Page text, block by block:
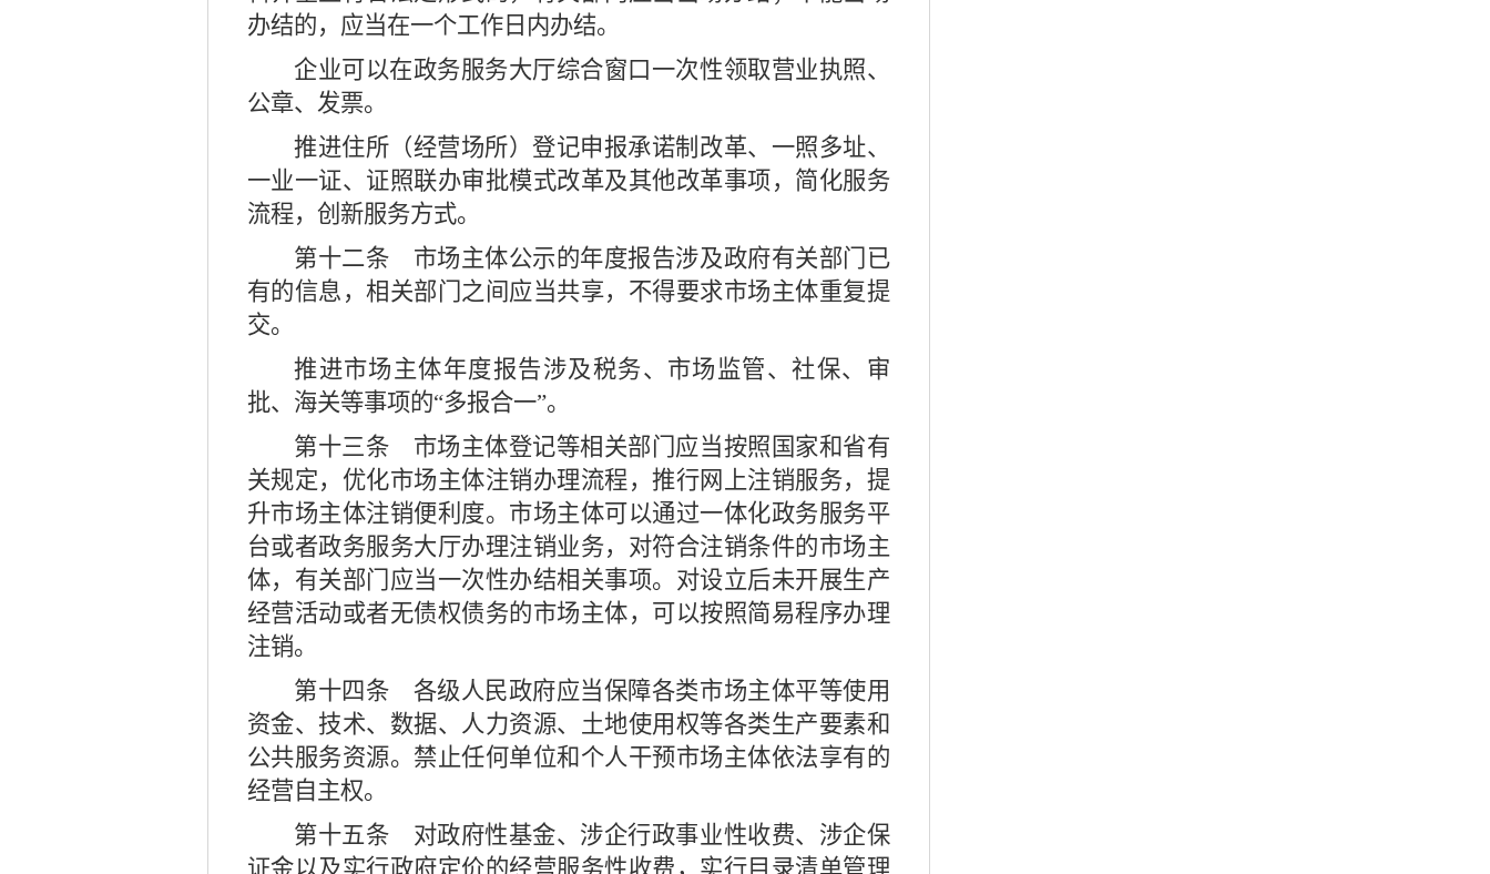
办结的，应当在一个工作日内办结。
企业可以在政务服务大厅综合窗口一次性领取营业执照、
公章、发票。
推进住所（经营场所）登记申报承诺制改革、一照多址、
一业一证、证照联办审批模式改革及其他改革事项，简化服务
流程，创新服务方式。
第十二条 市场主体公示的年度报告涉及政府有关部门已
有的信息，相关部门之间应当共享，不得要求市场主体重复提
交。
推进市场主体年度报告涉及税务、市场监管、社保、审
批、海关等事项的“多报合一”。
第十三条 市场主体登记等相关部门应当按照国家和省有
关规定，优化市场主体注销办理流程，推行网上注销服务，提
升市场主体注销便利度。市场主体可以通过一体化政务服务平
台或者政务服务大厅办理注销业务，对符合注销条件的市场主
体，有关部门应当一次性办结相关事项。对设立后未开展生产
经营活动或者无债权债务的市场主体，可以按照简易程序办理
注销。
第十四条 各级人民政府应当保障各类市场主体平等使用
资金、技术、数据、人力资源、土地使用权等各类生产要素和
公共服务资源。禁止任何单位和个人干预市场主体依法享有的
经营自主权。
第十五条 对政府性基金、涉企行政事业性收费、涉企保
证金以及实行政府定价的经营服务性收费，实行目录清单管理